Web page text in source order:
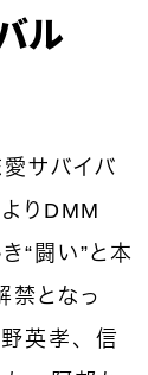
ル
サバイバ
りDMM
“闘い”と本
禁となっ
英孝、信